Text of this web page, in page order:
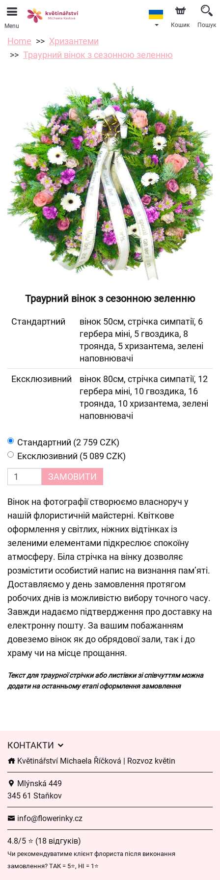
Menu Кошик Пошук
Home
Хризантеми
Траурний вінок з сезонною зеленню
Траурний вінок з сезонною зеленню
Cтандартний
вінок 50см, стрічка симпатії, 6
гербера міні, 5 гвоздика, 8
троянда, 5 хризантема, зелені
наповнювачі
Ексклюзивний
вінок 80см, стрічка симпатії, 12
гербера міні, 10 гвоздика, 16
троянда, 10 хризантема, зелені
наповнювачі
Cтандартний (2 759 CZK)
Ексклюзивний (5 089 CZK)
ЗАМОВИТИ
Вінок на фотографії створюємо власноруч у
нашій флористичній майстерні. Квіткове
оформлення у світлих, ніжних відтінках із
зеленими елементами підкреслює спокоїну
атмосферу. Біла стрічка на вінку дозволяє
розмістити особистий напис на визнання пам’яті.
Доставляємо у день замовлення протягом
робочих днів із можливістю вибору точного часу.
Завжди надаємо підтвердження про доставку на
електронну пошту. За вашим побажанням
довеземо вінок як до обрядової зали, так і до
храму чи на місце прощання.
Текст для траурної стрічки або листівки зі співчуттям можна
додати на останньому етапі оформлення замовлення
КОНТАКТИ
Květinářství Michaela Říčková | Rozvoz květin
Mlýnská 449
345 61 Staňkov
info@flowerinky.cz
4.8/5 ⭐ (18 відгуків)
Чи рекомендуватиме клієнт флориста після виконання
замовлення? ТАК = 5⭐, НІ = 1⭐